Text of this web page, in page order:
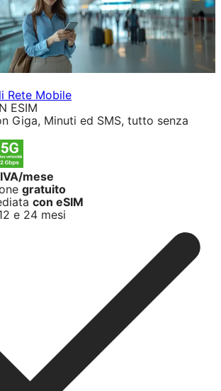
Rete Mobile
ESIM
Giga, Minuti ed SMS, tutto senza
mese
gratuito
con eSIM
e 24 mesi